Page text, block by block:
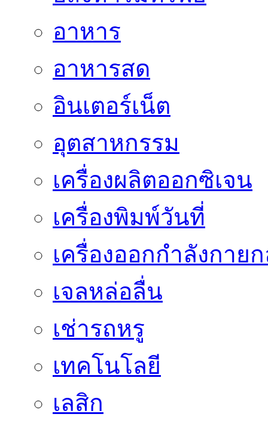
อาหาร
อาหารสด
อินเตอร์เน็ต
อุตสาหกรรม
เครื่องผลิตออกซิเจน
เครื่องพิมพ์วันที่
เครื่องออกกำลังกาย
เจลหล่อลื่น
เช่ารถหรู
เทคโนโลยี
เลสิก